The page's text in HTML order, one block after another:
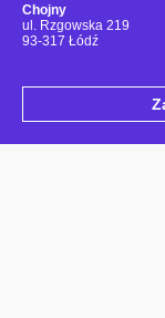
Chojny
ul. Rzgowska 219
93-317 Łódź